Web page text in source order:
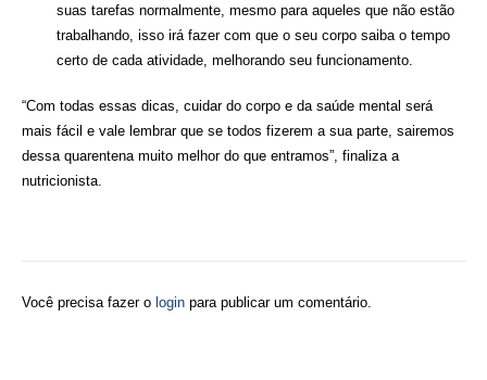
suas tarefas normalmente, mesmo para aqueles que não estão
trabalhando, isso irá fazer com que o seu corpo saiba o tempo
certo de cada atividade, melhorando seu funcionamento.
“Com todas essas dicas, cuidar do corpo e da saúde mental será
mais fácil e vale lembrar que se todos fizerem a sua parte, sairemos
dessa quarentena muito melhor do que entramos”, finaliza a
nutricionista.
Você precisa fazer o loginpara publicar um comentário.